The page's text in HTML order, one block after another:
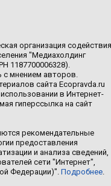
организация содействия
"Медиахолдинг
1187700006328).
мнением авторов.
сайта Ecopravda.ru
в Интернет-
гиперссылка на сайт
рекомендательные
предоставления
и анализа сведений,
сети "Интернет",
Федерации)". Подробнее